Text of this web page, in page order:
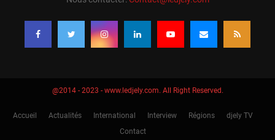
@2014 - 2023 - www.ledjely.com. All Right Reserved.
Accueil Actualités International Interview Régions
djely TV
Contact